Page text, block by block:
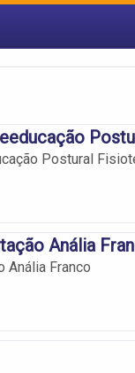
Postural
Anália
Anália Franco